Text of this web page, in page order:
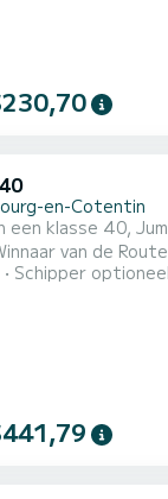
en-Cotentin
klasse 40, Jumbo 40
van de Route
/ 3
Schipper optioneel